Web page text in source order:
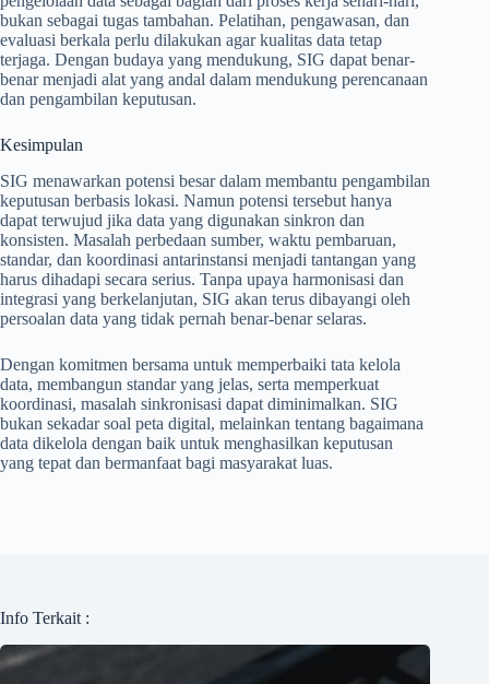
bukan sebagai tugas tambahan. Pelatihan, pengawasan, dan
evaluasi berkala perlu dilakukan agar kualitas data tetap
terjaga. Dengan budaya yang mendukung, SIG dapat benar-
benar menjadi alat yang andal dalam mendukung perencanaan
dan pengambilan keputusan.
Kesimpulan
SIG menawarkan potensi besar dalam membantu pengambilan
keputusan berbasis lokasi. Namun potensi tersebut hanya
dapat terwujud jika data yang digunakan sinkron dan
konsisten. Masalah perbedaan sumber, waktu pembaruan,
standar, dan koordinasi antarinstansi menjadi tantangan yang
harus dihadapi secara serius. Tanpa upaya harmonisasi dan
integrasi yang berkelanjutan, SIG akan terus dibayangi oleh
persoalan data yang tidak pernah benar-benar selaras.
Dengan komitmen bersama untuk memperbaiki tata kelola
data, membangun standar yang jelas, serta memperkuat
koordinasi, masalah sinkronisasi dapat diminimalkan. SIG
bukan sekadar soal peta digital, melainkan tentang bagaimana
data dikelola dengan baik untuk menghasilkan keputusan
yang tepat dan bermanfaat bagi masyarakat luas.
Info Terkait :